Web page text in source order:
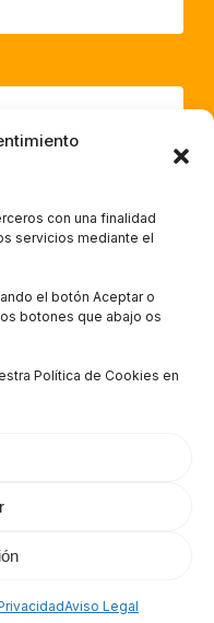
con una finalidad
servicios mediante el
el botón Aceptar o
botones que abajo os
Política de Cookies en
Aviso Legal